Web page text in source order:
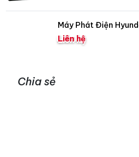
Máy Phát Điện
Liên hệ
Chia sẻ